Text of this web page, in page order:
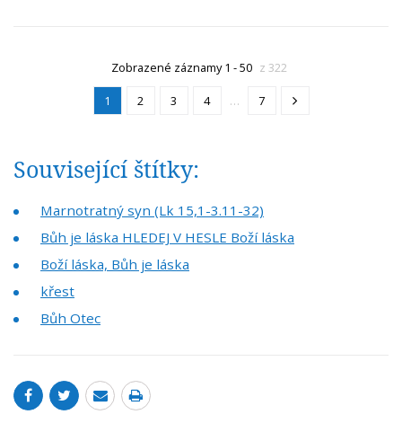
Zobrazené záznamy 1 - 50 z 322
1 2 3 4 … 7
Související štítky:
Marnotratný syn (Lk 15,1-3.11-32)
Bůh je láska HLEDEJ V HESLE Boží láska
Boží láska, Bůh je láska
křest
Bůh Otec